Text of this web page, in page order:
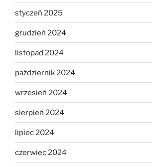
styczeń 2025
grudzień 2024
listopad 2024
październik 2024
wrzesień 2024
sierpień 2024
lipiec 2024
czerwiec 2024